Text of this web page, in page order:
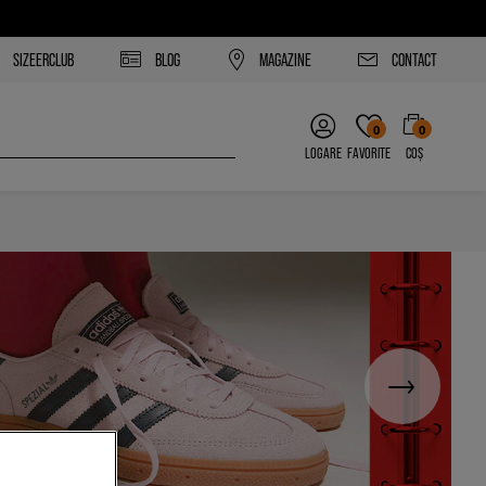
SIZEERCLUB BLOG MAGAZINE CONTACT
LOGARE
0
FAVORITE
0
COȘ